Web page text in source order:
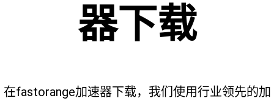
器下载
在fastorange加速器下载，我们使用行业领先的加